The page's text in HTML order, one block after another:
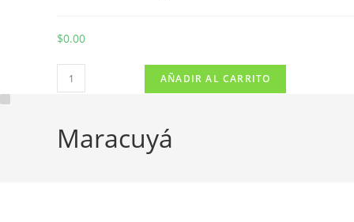
$0.00
Maracuyá
cantidad
AÑADIR AL CARRITO
Maracuyá